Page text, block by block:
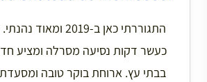
התגוררתי כאן ב-2019
כעשר דקות נסיעה מסרלה ומציע
בבתי עץ. ארוחת בוקר טובה